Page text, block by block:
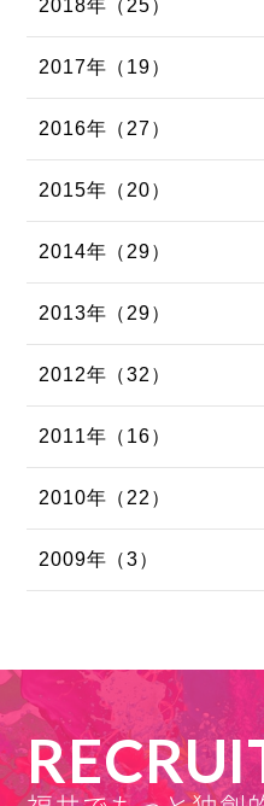
2018年（25）
2017年（19）
2016年（27）
2015年（20）
2014年（29）
2013年（29）
2012年（32）
2011年（16）
2010年（22）
2009年（3）